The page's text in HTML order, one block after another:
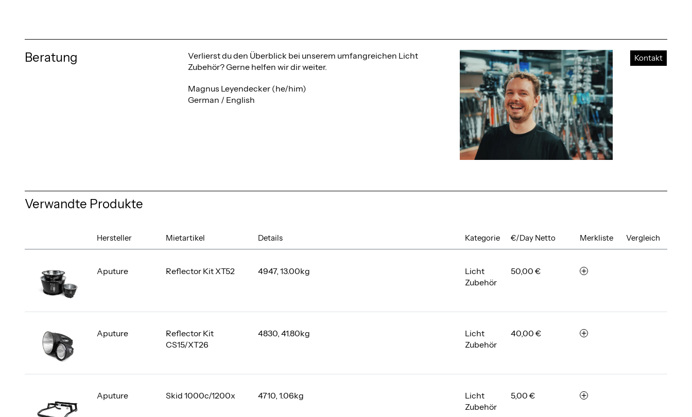
Beratung
Verlierst du den Überblick bei unserem umfangreichen Licht
Zubehör? Gerne helfen wir dir weiter.
Magnus Leyendecker (he/him)
German / English
Kontakt
Verwandte Produkte
Hersteller Mietartikel Kategorie €/Day Netto
Details Merkliste Vergleich
Reflector Kit XT52 4947, 13.00kg
Aputure
Licht
Zubehör
50,00 €
m
k
n
Reflector Kit
CS15/XT26
4830, 41.80kg
Aputure
Licht
Zubehör
40,00 €
m
k
n
Skid 1000c/1200x 4710, 1.06kg
Aputure
Licht
Zubehör
5,00 €
m